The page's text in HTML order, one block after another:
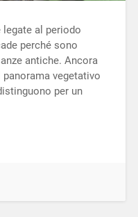
al periodo
perché sono
antiche. Ancora
vegetativo
per un